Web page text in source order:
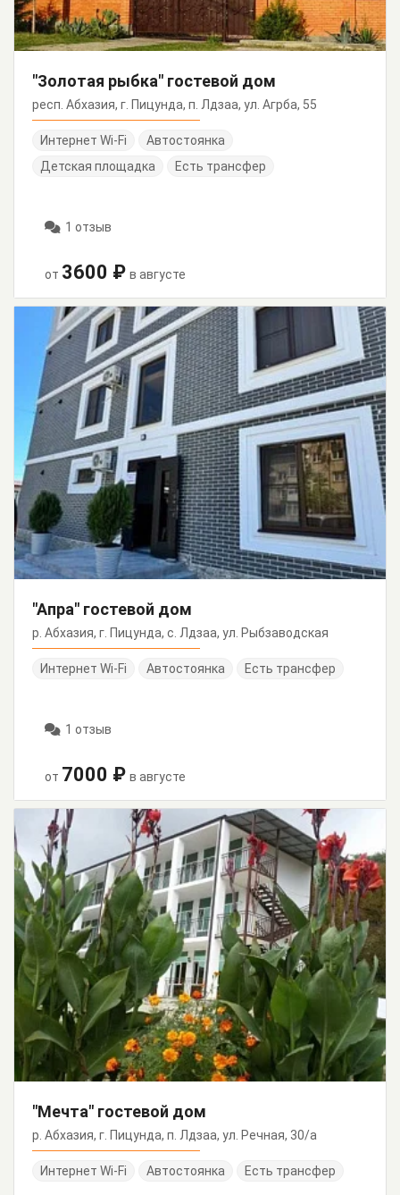
"Золотая рыбка" гостевой дом
респ. Абхазия, г. Пицунда, п. Лдзаа, ул. Агрба, 55
Интернет Wi-Fi
Автостоянка
Детская площадка
Есть трансфер
1 отзыв
от 3600 ₽ в августе
"Апра" гостевой дом
р. Абхазия, г. Пицунда, с. Лдзаа, ул. Рыбзаводская
Интернет Wi-Fi Автостоянка Есть трансфер
1 отзыв
от 7000 ₽ в августе
"Мечта" гостевой дом
р. Абхазия, г. Пицунда, п. Лдзаа, ул. Речная, 30/а
Интернет Wi-Fi Автостоянка Есть трансфер